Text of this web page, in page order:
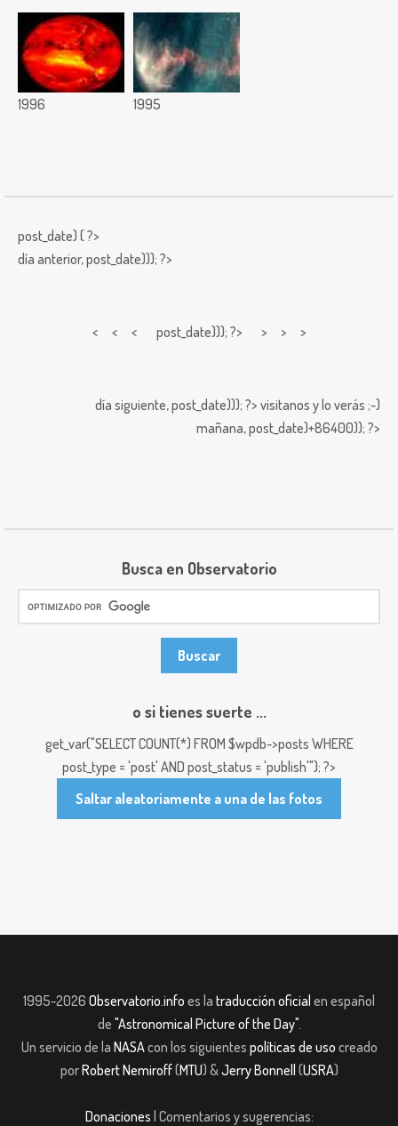
1996 1995
post_date) { ?>
día anterior,post_date))); ?>
< < < post_date))); ?> > > >
día siguiente,post_date))); ?> visitanos y lo verás ;-)
mañana,post_date)+86400)); ?>
Busca en Observatorio
o si tienes suerte ...
get_var("SELECT COUNT(*) FROM $wpdb->posts WHERE
post_type = 'post' AND post_status = 'publish'"); ?>
Saltar aleatoriamente a una de las fotos
1995-2026 Observatorio.info es la traducción oficial en español
de "Astronomical Picture of the Day".
Un servicio de la NASAcon los siguientes políticas de uso creado
porRobert Nemiroff(MTU) &Jerry Bonnell (USRA)
Donaciones | Comentarios y sugerencias: